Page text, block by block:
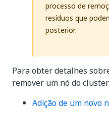
processo de
resíduos que
posterior.
Para obter detalhes
remover um nó do
Adição de um novo